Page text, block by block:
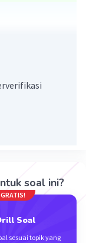
soal ini?
Soal
sesuai topik yang